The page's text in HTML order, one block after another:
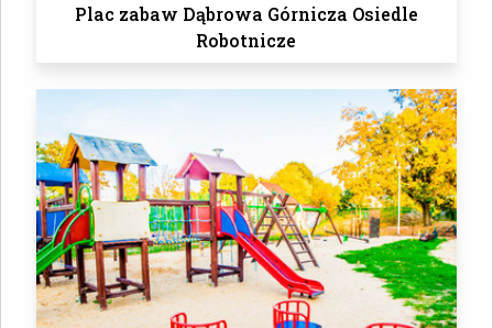
Plac zabaw Dąbrowa Górnicza Osiedle
Robotnicze